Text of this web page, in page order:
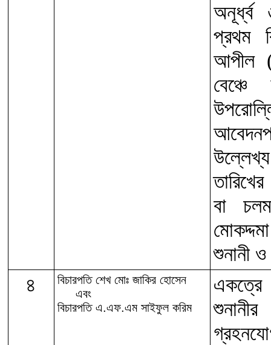
অনূর্ধ্ব
প্রথম
আপীল
বা
শুনানী
৪
বিচারপতি শেখ মোঃ জাকির হোসেন
এবং
বিচারপতি এ.এফ.এম সাইফুল করিম
একত্রে